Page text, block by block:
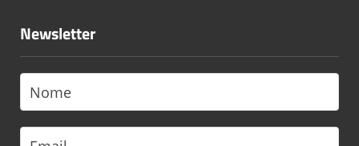
Newsletter